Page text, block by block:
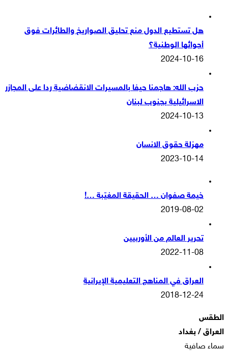
هل تستطيع الدول منع تحليق الصواريخ والطائرات فوق
أجوائها الوطنية؟
2024-10-16
حزب الله: هاجمنا حيفا بالمسيرات الانقضاضية ردا على المجازر
الاسرائيلية بجنوب لبنان
2024-10-13
مهزلة حقوق الانسان
2023-10-14
خيمة صفوان … الحقيقة المغيّبة …!
2019-08-02
تحرير العالم من الأوربيين
2022-11-08
العراق في المناهج التعليمية الإيرانية
2018-12-24
الطقس
العراق / بغداد
سماء صافية